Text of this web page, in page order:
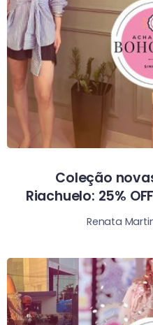
Coleção
Riachuelo: 25%
Renata